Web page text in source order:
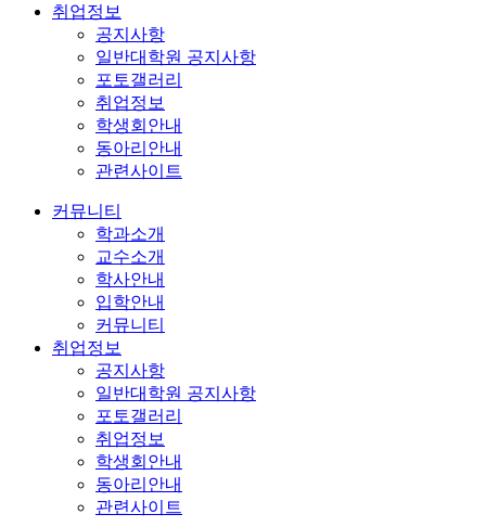
취업정보
공지사항
일반대학원 공지사항
포토갤러리
취업정보
학생회안내
동아리안내
관련사이트
커뮤니티
학과소개
교수소개
학사안내
입학안내
커뮤니티
취업정보
공지사항
일반대학원 공지사항
포토갤러리
취업정보
학생회안내
동아리안내
관련사이트